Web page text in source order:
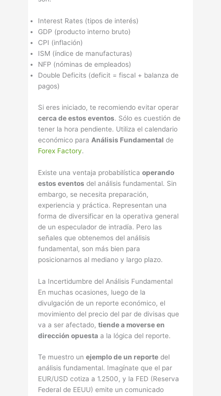
Interest Rates (tipos de interés)
GDP (producto interno bruto)
CPI (inflación)
ISM (í­ndice de manufacturas)
NFP (nóminas de empleados)
Double Deficits (deficit = fiscal + balanza de
pagos)
Si eres iniciado, te recomiendo evitar operar
cerca de estos eventos. Sólo es cuestión de
tener la hora pendiente. Utiliza el calendario
económico para Análisis Fundamental de
Forex Factory.
Existe una ventaja probabilí­sticaoperando
estos eventos del análisis fundamental. Sin
embargo, se necesita preparación,
experiencia y práctica. Representan una
forma de diversificar en la operativa general
de un especulador de intradía. Pero las
señales que obtenemos del análisis
fundamental, son más bien para
posicionarnos al mediano y largo plazo.
La Incertidumbre del Análisis Fundamental
En muchas ocasiones, luego de la
divulgación de un reporte económico, el
movimiento del precio del par de divisas que
va a ser afectado,tiende a moverse en
dirección opuesta a la lógica del reporte.
Te muestro unejemplo de un reporte del
análisis fundamental. Imagínate que el par
EUR/USD cotiza a 1.2500, y la FED (Reserva
Federal de EEUU) emite un comunicado